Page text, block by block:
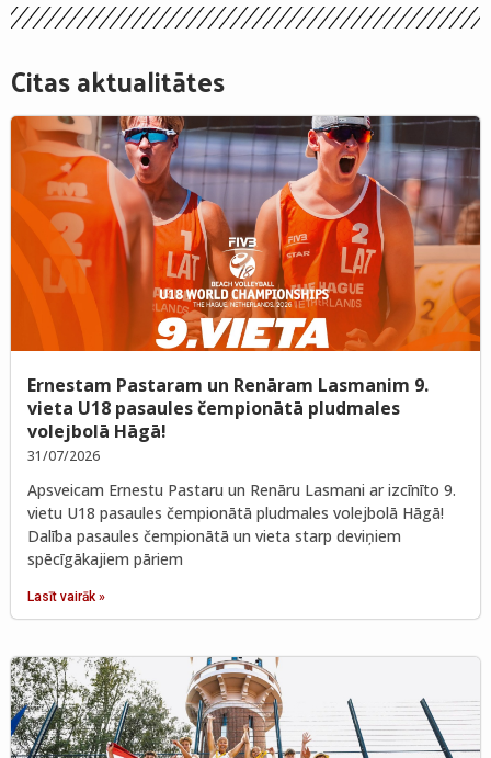
Citas aktualitātes
Ernestam Pastaram un Renāram Lasmanim 9.
vieta U18 pasaules čempionātā pludmales
volejbolā Hāgā!
31/07/2026
Apsveicam Ernestu Pastaru un Renāru Lasmani ar izcīnīto 9.
vietu U18 pasaules čempionātā pludmales volejbolā Hāgā!
Dalība pasaules čempionātā un vieta starp deviņiem
spēcīgākajiem pāriem
Lasīt vairāk »